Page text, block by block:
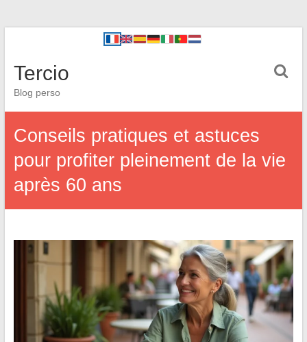
Tercio
Blog perso
Conseils pratiques et astuces
pour profiter pleinement de la vie
après 60 ans